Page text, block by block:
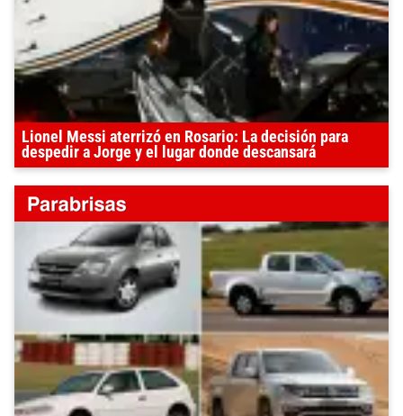
Lionel Messi aterrizó en Rosario: La decisión para
despedir a Jorge y el lugar donde descansará